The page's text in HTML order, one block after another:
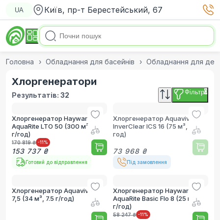
UA Київ, пр-т Берестейський, 67
Головна Обладнання для басейнів Обладнання для
Хлоргенератори
Результатів: 32 Фільтр0
Хлоргенератор Hayward
AquaRite LTO 50 (300 м³, 50
г/год)
170 819 ₴ -11 %
153 737 ₴
Готовий до відправлення
Хлоргенератор Aquaviva
InverClear ICS 16 (75 м³, 16 г/
год)
73 968 ₴
Під замовлення
Хлоргенератор Aquaviva SR
7,5 (34 м³, 7.5 г/год)
Хлоргенератор Hayward
AquaRite Basic Flo 8 (25 м³, 8
г/год)
58 247 ₴ -11 %